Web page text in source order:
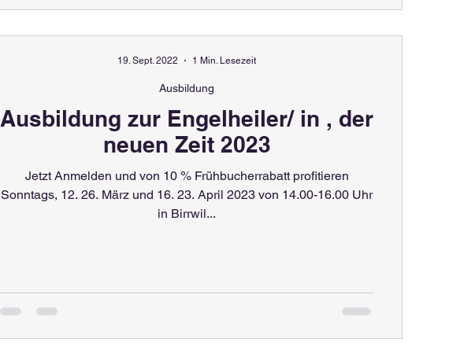
Ausbildung zur Engelheiler/ in , der
neuen Zeit 2023
Jetzt Anmelden und von 10 % Frühbucherrabatt profitieren
Sonntags, 12. 26. März und 16. 23. April 2023 von 14.00-16.00 Uhr
in Birrwil...
Ausbildung
19. Sept. 2022 1 Min. Lesezeit